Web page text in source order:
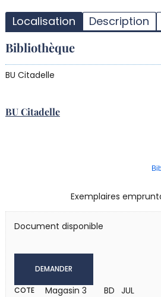
Localisation Description
Bibliothèque
BU Citadelle
BU Citadelle
Exemplaires
Document disponible
DEMANDER
COTE Magasin 3 BD JUL